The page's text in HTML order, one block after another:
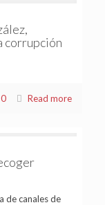
corrupción
0 Read more
de canales de